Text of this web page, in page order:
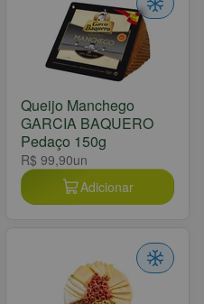
Queijo Manchego
GARCIA BAQUERO
Pedaço 150g
R$ 99,90un
Adicionar